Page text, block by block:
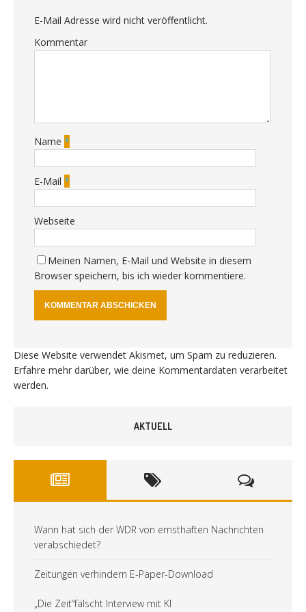
E-Mail Adresse wird nicht veröffentlicht.
Kommentar
Name *
E-Mail *
Webseite
Meinen Namen, E-Mail und Website in diesem
Browser speichern, bis ich wieder kommentiere.
Diese Website verwendet Akismet, um Spam zu reduzieren.
Erfahre mehr darüber, wie deine Kommentardaten verarbeitet
werden.
AKTUELL
Wann hat sich der WDR von ernsthaften Nachrichten
verabschiedet?
Zeitungen verhindern E-Paper-Download
„Die Zeit“fälscht Interview mit KI